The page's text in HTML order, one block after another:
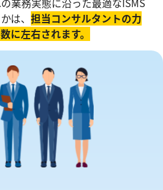
業務実態に沿った最適なISMS
は、担当コンサルタントの⼒
に左右されます。